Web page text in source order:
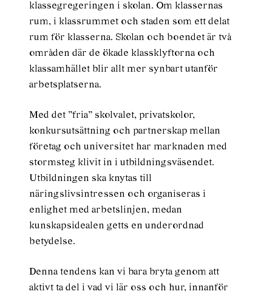
klassegregeringen i skolan. Om klassernas
rum, i klassrummet och staden som ett delat
rum för klasserna. Skolan och boendet är två
områden där de ökade klassklyftorna och
klassamhället blir allt mer synbart utanför
arbetsplatserna.
Med det ”fria” skolvalet, privatskolor,
konkursutsättning och partnerskap mellan
företag och universitet har marknaden med
stormsteg klivit in i utbildningsväsendet.
Utbildningen ska knytas till
näringslivsintressen och organiseras i
enlighet med arbetslinjen, medan
kunskapsidealen getts en underordnad
betydelse.
Denna tendens kan vi bara bryta genom att
aktivt ta del i vad vi lär oss och hur, innanför